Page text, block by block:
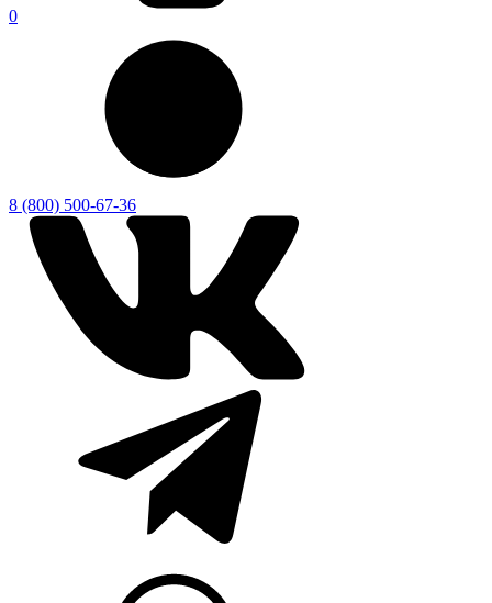
0
8 (800) 500-67-36